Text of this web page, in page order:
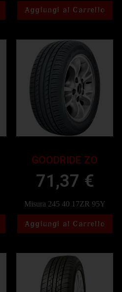
Aggiungi al Carrello
GOODRIDE ZO
71,37 €
Misura 245 40 17ZR 95Y
Aggiungi al Carrello